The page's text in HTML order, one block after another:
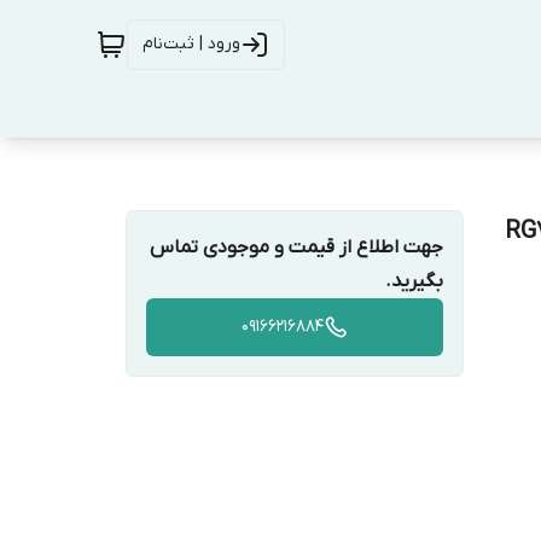
ورود | ثبت‌نام
جهت اطلاع از قیمت و موجودی تماس
بگیرید.
09166216884